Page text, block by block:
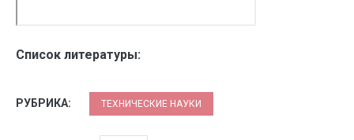
Список литературы:
РУБРИКА: ТЕХНИЧЕСКИЕ НАУКИ